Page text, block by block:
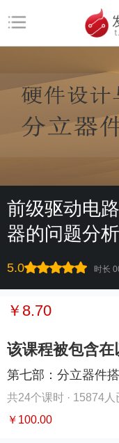
前级驱动电
器的问题分
5.0 时长
￥8.70
该课程被包含在
第七部：分立器件
共24个课时 · 15874人
￥100.00